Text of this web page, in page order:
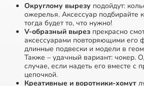
Округлому вырезу подойдут:
ожерелья. Аксессуар подбирайте
тогда будет то, что нужно!
V-образный вырез прекрасно
аксессуарами повторяющими его
длинные подвески и модели в
Также – удачный вариант: чокер.
случае, если надеть его вместе с
цепочкой.
Креативные и воротники-хомут